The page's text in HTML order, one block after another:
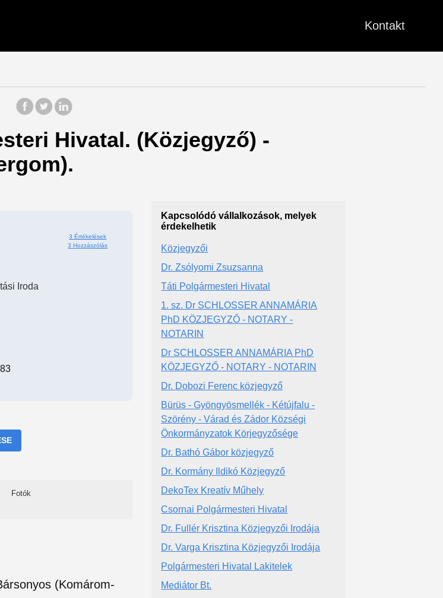
Kontakt
Hivatal. (Közjegyző) -
3 Értékelések
3 Hozzászólás
Iroda
Fotók
(Komárom-
Kapcsolódó vállalkozások, melyek
érdekelhetik
Közjegyzői
Dr. Zsólyomi Zsuzsanna
Táti Polgármesteri Hivatal
1. sz. Dr SCHLOSSER ANNAMÁRIA
PhD KÖZJEGYZŐ - NOTARY -
NOTARIN
Dr SCHLOSSER ANNAMÁRIA PhD
KÖZJEGYZŐ - NOTARY - NOTARIN
Dr. Dobozi Ferenc közjegyző
Bürüs - Gyöngyösmellék - Kétújfalu -
Szörény - Várad és Zádor Községi
Önkormányzatok Körjegyzősége
Dr. Bathó Gábor közjegyző
Dr. Kormány Ildikó Közjegyző
DekoTex Kreatív Műhely
Csornai Polgármesteri Hivatal
Dr. Fullér Krisztina Közjegyzői Irodája
Dr. Varga Krisztina Közjegyzői Irodája
Polgármesteri Hivatal Lakitelek
Mediátor Bt.